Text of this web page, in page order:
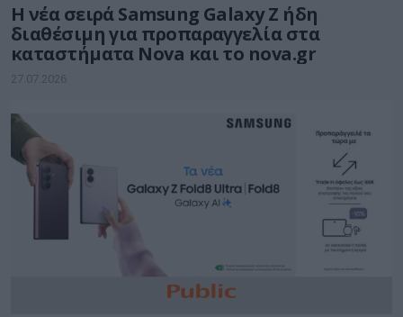
Η νέα σειρά Samsung Galaxy Ζ ήδη
διαθέσιμη για προπαραγγελία στα
καταστήματα Nova και το nova.gr
27.07.2026